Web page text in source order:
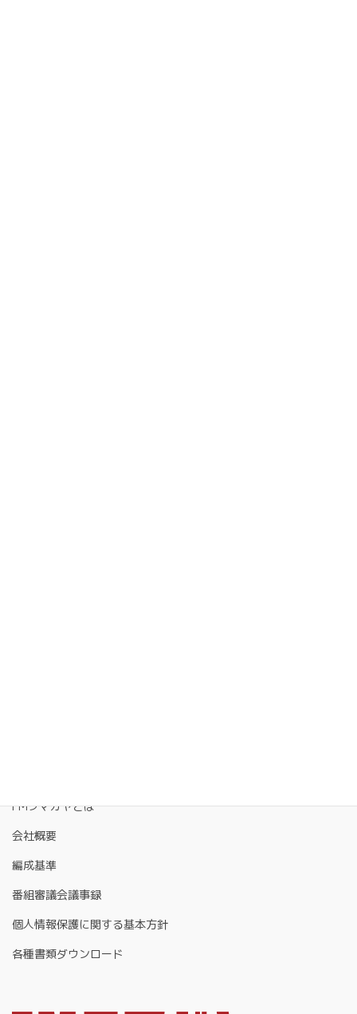
FMクマガヤとは
会社概要
編成基準
番組審議会議事録
個人情報保護に関する基本方針
各種書類ダウンロード